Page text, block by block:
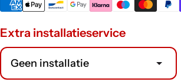
Extra installatieservice
Geen installatie